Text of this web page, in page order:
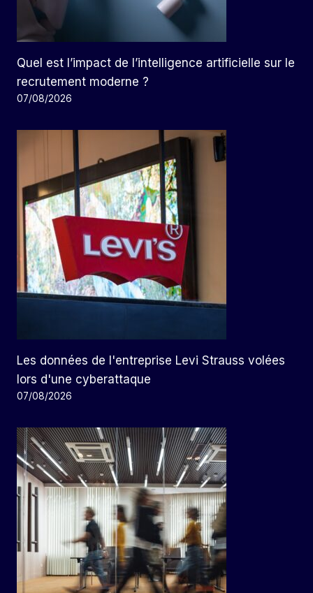
Quel est l’impact de l’intelligence artificielle sur le
recrutement moderne ?
07/08/2026
Les données de l'entreprise Levi Strauss volées
lors d'une cyberattaque
07/08/2026